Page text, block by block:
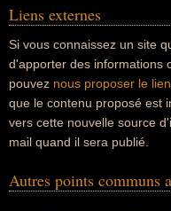
Liens externes
Si vous connaissez un site
d'apporter des informations
pouvez nous proposer le lien
que le contenu proposé est
vers cette nouvelle source
mail quand il sera publié.
Autres points communs